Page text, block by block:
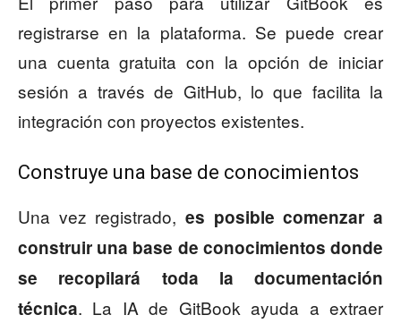
registrarse en la plataforma. Se puede crear
una cuenta gratuita con la opción de iniciar
sesión a través de GitHub, lo que facilita la
integración con proyectos existentes.
Construye una base de conocimientos
Una vez registrado, es posible comenzar a
construir una base de conocimientos donde
se recopilará toda la documentación
técnica. La IA de GitBook ayuda a extraer